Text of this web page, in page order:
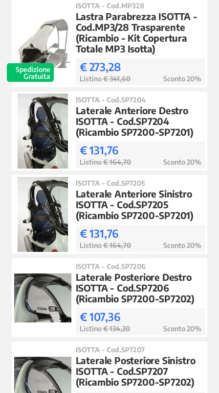
Spedizione
Gratuita
ISOTTA - Cod.MP328
Lastra Parabrezza ISOTTA -
Cod.MP3/28 Trasparente
(Ricambio - Kit Copertura
Totale MP3 Isotta)
€ 273,28
Listino€ 341,60 Sconto 20%
ISOTTA - Cod.SP7204
Laterale Anteriore Destro
ISOTTA - Cod.SP7204
(Ricambio SP7200-SP7201)
€ 131,76
Listino€ 164,70 Sconto 20%
ISOTTA - Cod.SP7205
Laterale Anteriore Sinistro
ISOTTA - Cod.SP7205
(Ricambio SP7200-SP7201)
€ 131,76
Listino€ 164,70 Sconto 20%
ISOTTA - Cod.SP7206
Laterale Posteriore Destro
ISOTTA - Cod.SP7206
(Ricambio SP7200-SP7202)
€ 107,36
Listino€ 134,20 Sconto 20%
ISOTTA - Cod.SP7207
Laterale Posteriore Sinistro
ISOTTA - Cod.SP7207
(Ricambio SP7200-SP7202)